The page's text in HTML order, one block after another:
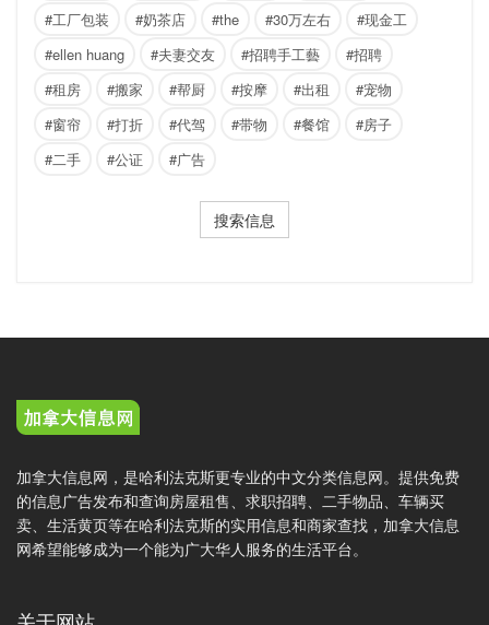
#工厂包装
#奶茶店 #the #30万左右
#现金工
#ellen huang
#夫妻交友 #招聘手工藝
#招聘
#租房
#搬家 #帮厨 #按摩 #出租
#宠物
#窗帘
#打折 #代驾 #带物 #餐馆
#房子
#二手
#公证 #广告
搜索信息
加拿大信息网，是哈利法克斯更专业的中文分类信息网。提供免费
的信息广告发布和查询房屋租售、求职招聘、二手物品、车辆买
卖、生活黄页等在哈利法克斯的实用信息和商家查找，加拿大信息
网希望能够成为一个能为广大华人服务的生活平台。